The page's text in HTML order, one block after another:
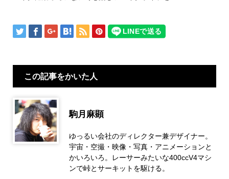
この記事をかいた人
駒月麻顕
ゆっるい会社のディレクター兼デザイナー。
宇宙・空撮・映像・写真・アニメーションと
かいろいろ。レーサーみたいな400ccV4マシ
ンで峠とサーキットを駆ける。